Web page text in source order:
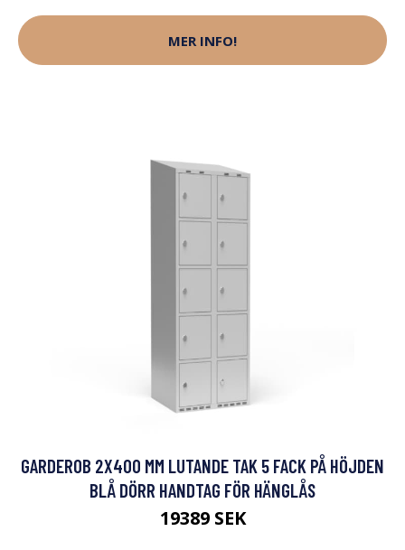
MER INFO!
GARDEROB 2X400 MM LUTANDE TAK 5 FACK PÅ HÖJDEN
BLÅ DÖRR HANDTAG FÖR HÄNGLÅS
19389 SEK